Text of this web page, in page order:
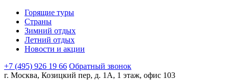
Горящие туры
Страны
Зимний отдых
Летний отдых
Новости и акции
+7 (495) 926 19 66 Обратный звонок
г. Москва, Козицкий пер, д. 1А, 1 этаж, офис 103